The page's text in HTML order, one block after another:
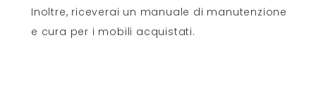
Inoltre, riceverai un manuale di manutenzione
e cura per i mobili acquistati.